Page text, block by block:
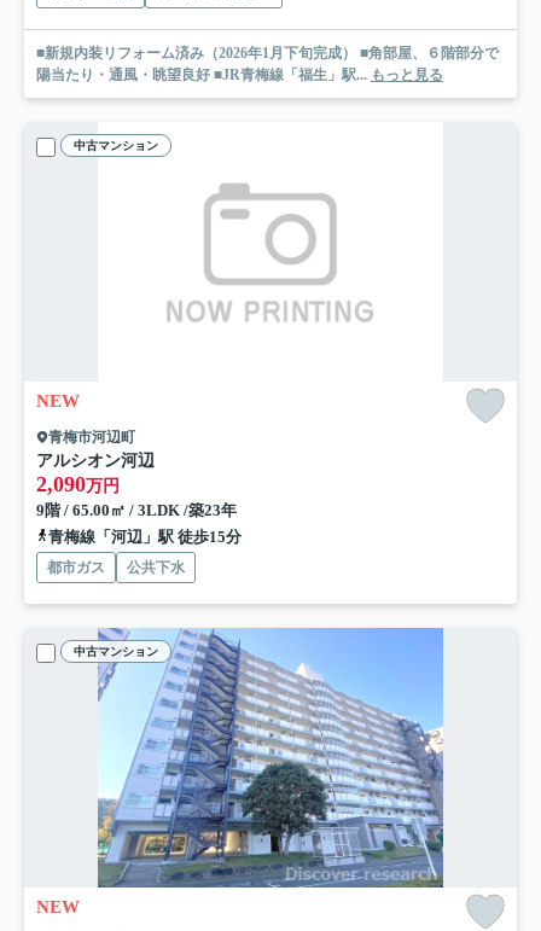
■新規内装リフォーム済み（2026年1月下旬完成） ■角部屋、６階部分で
陽当たり・通風・眺望良好 ■JR青梅線「福生」駅... もっと見る
中古マンション
NEW
青梅市河辺町
アルシオン河辺
2,090万円
9階 / 65.00㎡ / 3LDK /築23年
青梅線「河辺」駅 徒歩15分
都市ガス 公共下水
中古マンション
NEW